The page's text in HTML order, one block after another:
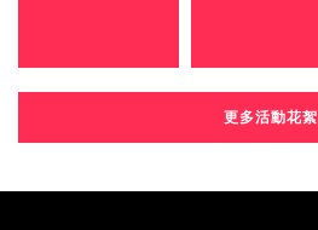
更多活動花絮